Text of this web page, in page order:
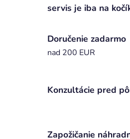
servis je iba na
Doručenie zadarmo
nad 200 EUR
Konzultácie pred
Zapožičanie